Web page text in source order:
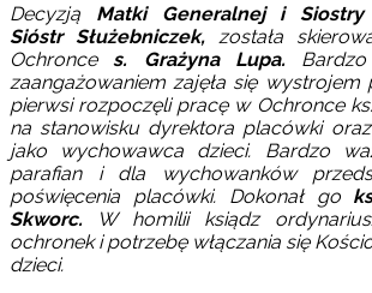
Decyzją Matki Generalnej i Siostry
Sióstr Służebniczek, została
Ochronces. Grażyna Lupa.
zaangażowaniem zajęła się wystrojem
pierwsi rozpoczęli pracę w Ochronce
na stanowisku dyrektora placówki
jako wychowawca dzieci. Bardzo
parafian i dla wychowanków
poświęcenia placówki. Dokonał go
Skworc. W homilii ksiądz
ochronek i potrzebę włączania się
dzieci.